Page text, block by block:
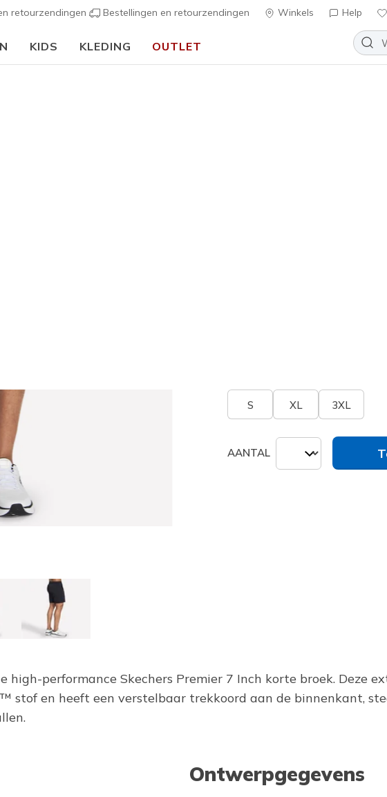
retourzendingen Bestellingen en retourzendingen Winkels Help
KIDS KLEDING OUTLET
S XL 3XL
AANTAL
performance Skechers Premier 7 Inch korte broek. Deze
stof en heeft een verstelbaar trekkoord aan de binnenkant,
Ontwerpgegevens